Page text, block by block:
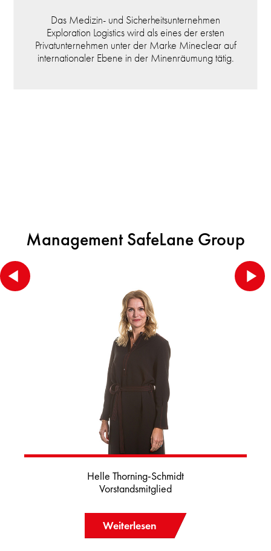
Das Medizin- und Sicherheitsunternehmen
Exploration Logistics wird als eines der ersten
Privatunternehmen unter der Marke Mineclear auf
internationaler Ebene in der Minenräumung tätig.
Management SafeLane Group
Helle Thorning-Schmidt
Vorstandsmitglied
Weiterlesen